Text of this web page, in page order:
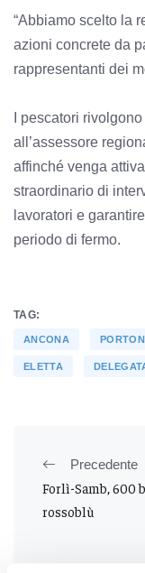
“Abbiamo scelto la
azioni concrete da
rappresentanti dei
I pescatori
all’assessore
affinché venga
straordinario di
lavoratori e
periodo di fermo.
TAG:
ANCONA
ELETTA
Precedente
Forlì-Samb, 600
rossoblù